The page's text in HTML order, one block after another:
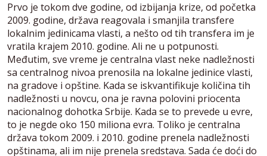
Prvo je tokom dve godine, od izbijanja krize, od početka
2009. godine, država reagovala i smanjila transfere
lokalnim jedinicama vlasti, a nešto od tih transfera im je
vratila krajem 2010. godine. Ali ne u potpunosti.
Međutim, sve vreme je centralna vlast neke nadležnosti
sa centralnog nivoa prenosila na lokalne jedinice vlasti,
na gradove i opštine. Kada se iskvantifikuje količina tih
nadležnosti u novcu, ona je ravna polovini priocenta
nacionalnog dohotka Srbije. Kada se to prevede u evre,
to je negde oko 150 miliona evra. Toliko je centralna
država tokom 2009. i 2010. godine prenela nadležnosti
opštinama, ali im nije prenela sredstava. Sada će doći do